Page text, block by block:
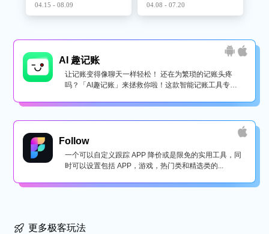
04.15 - 08.09
04.08 - 07.20
AI 趣记账
让记账变得像聊天一样轻松！ 还在为繁琐的记账头疼
吗？「AI趣记账」来拯救你啦！这款智能记账工具专为
Follow
一个可以自定义跟踪 APP 降价或是限免的实用工具，同
时可以设置包括 APP，游戏，热门类和精选类的...
更多极客玩法